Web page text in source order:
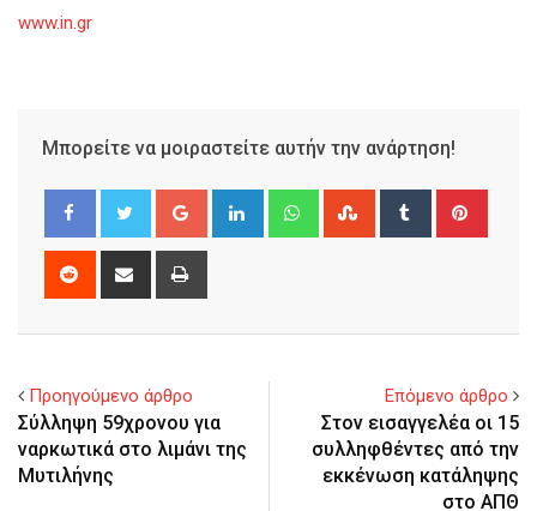
www.in.gr
Μπορείτε να μοιραστείτε αυτήν την ανάρτηση!
Google+ LinkedIn WhatsappStumbleUpon
Tumblr
Reddit
Share
Προηγούμενο άρθρο
Σύλληψη 59χρονου για
ναρκωτικά στο λιμάνι της
Μυτιλήνης
Επόμενο άρθρο
Στον εισαγγελέα οι 15
συλληφθέντες από την
εκκένωση κατάληψης
στο ΑΠΘ